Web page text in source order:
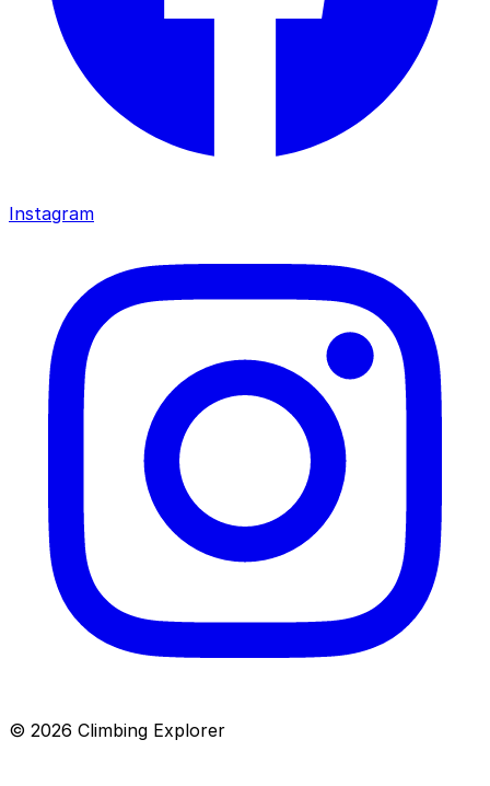
Instagram
© 2026 Climbing Explorer